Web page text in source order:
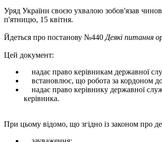
Уряд України своєю ухвалою зобов'язав
п'ятницю, 15 квітня.
Йдеться про постанову №440 Деякі питання
Цей документ:
надає право керівникам державної
встановлює, що робота за кордоном
надає право керівнику державної
керівника.
При цьому відомо, що згідно із законом про